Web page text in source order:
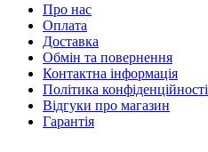
Про нас
Оплата
Доставка
Обмін та повернення
Контактна інформація
Політика конфіденційності
Відгуки про магазин
Гарантія